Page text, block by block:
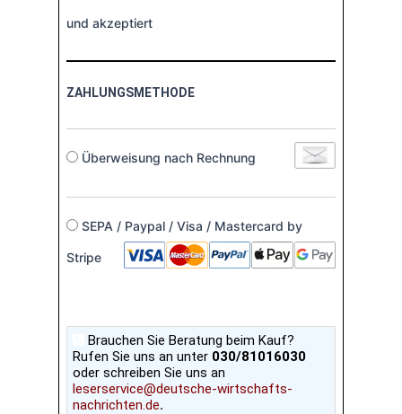
und akzeptiert
ZAHLUNGSMETHODE
Überweisung nach Rechnung
SEPA / Paypal / Visa / Mastercard by
Stripe
Brauchen Sie Beratung beim Kauf?
Rufen Sie uns an unter 030/81016030
oder schreiben Sie uns an
leserservice@deutsche-wirtschafts-
nachrichten.de.